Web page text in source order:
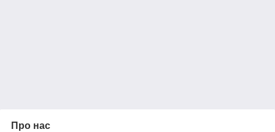
Про нас